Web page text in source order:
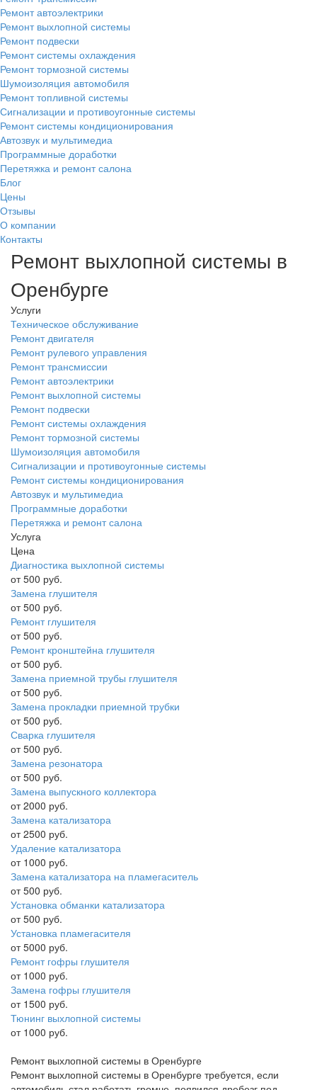
Ремонт автоэлектрики
Ремонт выхлопной системы
Ремонт подвески
Ремонт системы охлаждения
Ремонт тормозной системы
Шумоизоляция автомобиля
Ремонт топливной системы
Сигнализации и противоугонные системы
Ремонт системы кондиционирования
Автозвук и мультимедиа
Программные доработки
Перетяжка и ремонт салона
Блог
Цены
Отзывы
О компании
Контакты
Ремонт выхлопной системы в
Оренбурге
Услуги
Техническое обслуживание
Ремонт двигателя
Ремонт рулевого управления
Ремонт трансмиссии
Ремонт автоэлектрики
Ремонт выхлопной системы
Ремонт подвески
Ремонт системы охлаждения
Ремонт тормозной системы
Шумоизоляция автомобиля
Сигнализации и противоугонные системы
Ремонт системы кондиционирования
Автозвук и мультимедиа
Программные доработки
Перетяжка и ремонт салона
Услуга
Цена
Диагностика выхлопной системы
от 500 руб.
Замена глушителя
от 500 руб.
Ремонт глушителя
от 500 руб.
Ремонт кронштейна глушителя
от 500 руб.
Замена приемной трубы глушителя
от 500 руб.
Замена прокладки приемной трубки
от 500 руб.
Сварка глушителя
от 500 руб.
Замена резонатора
от 500 руб.
Замена выпускного коллектора
от 2000 руб.
Замена катализатора
от 2500 руб.
Удаление катализатора
от 1000 руб.
Замена катализатора на пламегаситель
от 500 руб.
Установка обманки катализатора
от 500 руб.
Установка пламегасителя
от 5000 руб.
Ремонт гофры глушителя
от 1000 руб.
Замена гофры глушителя
от 1500 руб.
Тюнинг выхлопной системы
от 1000 руб.
Ремонт выхлопной системы в Оренбурге
Ремонт выхлопной системы в Оренбурге требуется, если